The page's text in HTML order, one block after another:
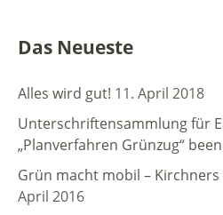
Das Neueste
Alles wird gut! 11. April 2018
Unterschriftensammlung für
„Planverfahren Grünzug“
Grün macht mobil –
April 2016